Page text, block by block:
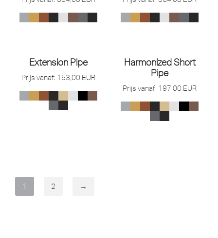
Extension Pipe
Prijs vanaf: 153,00 EUR
Harmonized Short
Pipe
Prijs vanaf: 197,00 EUR
1 2 →